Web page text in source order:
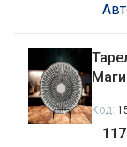
Код: